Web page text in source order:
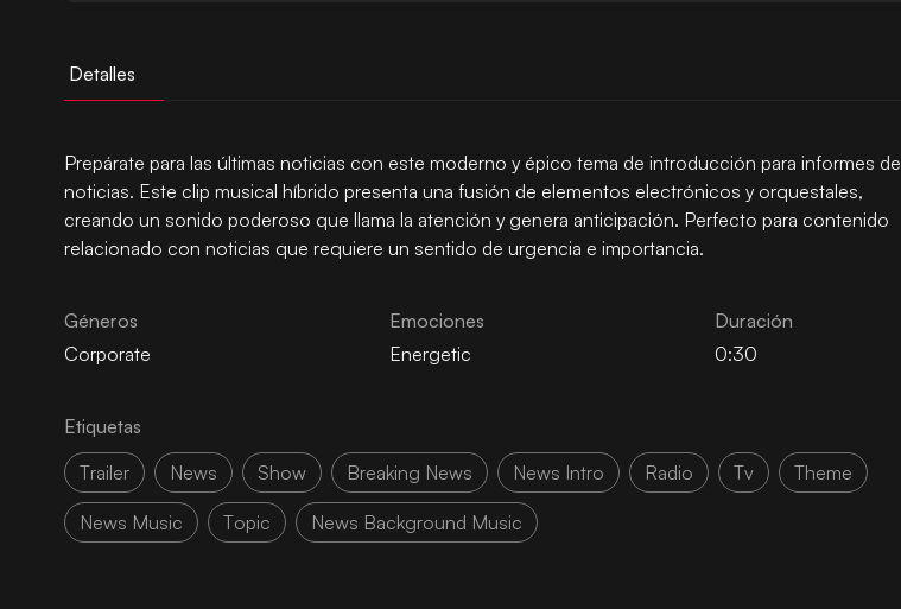
Detalles
Prepárate para las últimas noticias con este moderno y épico tema de introducción para informes de
noticias. Este clip musical híbrido presenta una fusión de elementos electrónicos y orquestales,
creando un sonido poderoso que llama la atención y genera anticipación. Perfecto para contenido
relacionado con noticias que requiere un sentido de urgencia e importancia.
Géneros
Corporate
Emociones
Energetic
Duración
0:30
Etiquetas
Trailer
News Show Breaking News News Intro Radio Tv Theme
News Music Topic News Background Music